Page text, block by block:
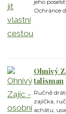
jeho
Ochránce
Ohnivý
talisman
Ručně
zajíčka,
achátu,